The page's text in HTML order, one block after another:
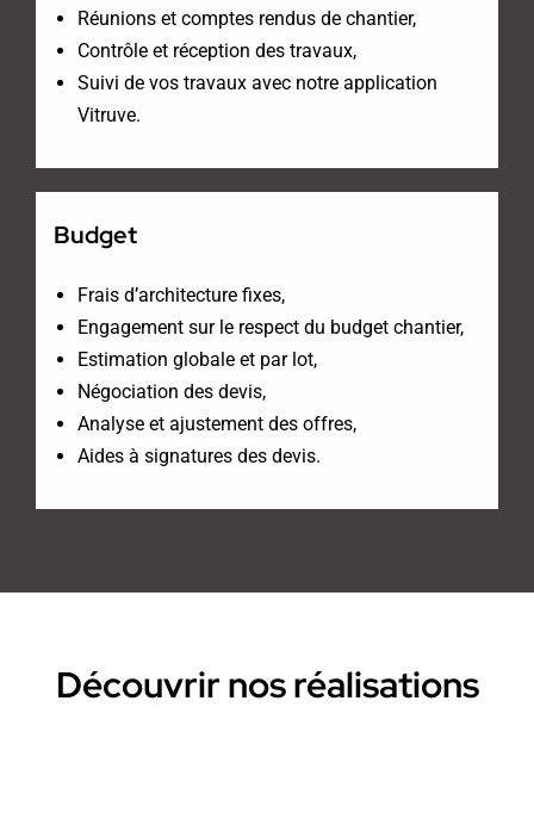
Réunions et comptes rendus de chantier,
Contrôle et réception des travaux,
Suivi de vos travaux avec notre application
Vitruve.
Budget
Frais d’architecture fixes,
Engagement sur le respect du budget chantier,
Estimation globale et par lot,
Négociation des devis,
Analyse et ajustement des offres,
Aides à signatures des devis.
Découvrir nos réalisations